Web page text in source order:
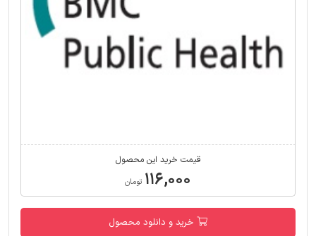
قیمت خرید این محصول
۱۱۶,۰۰۰ تومان
خرید و دانلود محصول